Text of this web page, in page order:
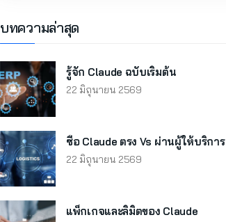
บทความล่าสุด
รู้จัก Claude ฉบับเริ่มต้น
22 มิถุนายน 2569
ซื้อ Claude ตรง Vs ผ่านผู้ให้บริการ
22 มิถุนายน 2569
แพ็กเกจและลิมิตของ Claude